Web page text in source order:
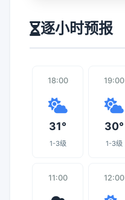
逐小时预报
18:00
31°
1-3级
19:00
30°
1-3级
11:00 12:00